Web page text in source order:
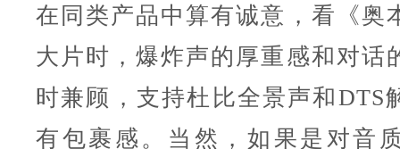
在同类产品中算有诚意，看《奥
大片时，爆炸声的厚重感和对话
时兼顾，支持杜比全景声和DTS
有包裹感。当然，如果是对音